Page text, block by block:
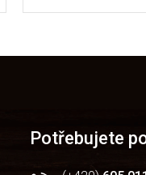
Potřebujete